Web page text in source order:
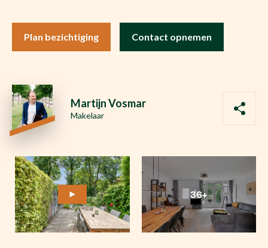
Plan bezichtiging Contact opnemen
Martijn Vosmar
Makelaar
36+